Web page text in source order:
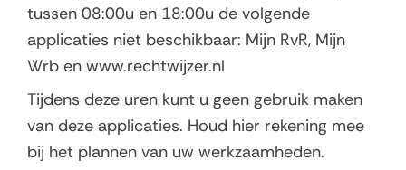
tussen 08:00u en 18:00u de volgende
applicaties niet beschikbaar: Mijn RvR, Mijn
Wrb en www.rechtwijzer.nl
Tijdens deze uren kunt u geen gebruik maken
van deze applicaties. Houd hier rekening mee
bij het plannen van uw werkzaamheden.